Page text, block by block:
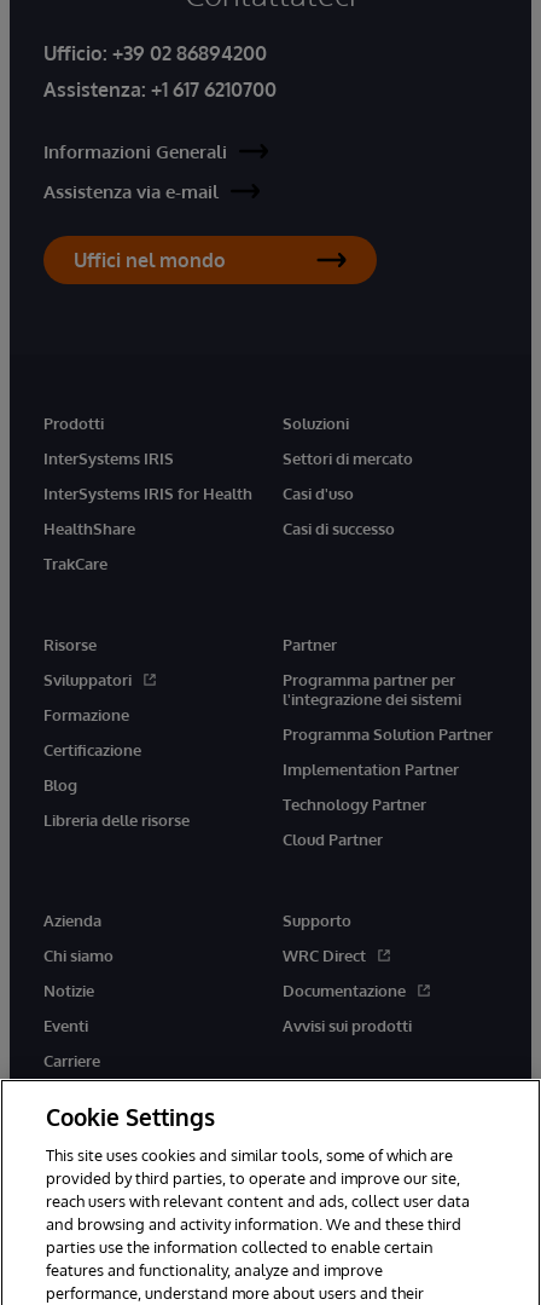
Ufficio: +39 02 86894200
Assistenza: +1 617 6210700
Informazioni Generali
Assistenza via e-mail
Uffici nel mondo
Prodotti
InterSystems IRIS
InterSystems IRIS for Health
HealthShare
TrakCare
Soluzioni
Settori di mercato
Casi d'uso
Casi di successo
Risorse
Sviluppatori
Formazione
Certificazione
Blog
Libreria delle risorse
Partner
Programma partner per
l'integrazione dei sistemi
Programma Solution Partner
Implementation Partner
Technology Partner
Cloud Partner
Azienda
Chi siamo
Notizie
Eventi
Carriere
Supporto
WRC Direct
Documentazione
Avvisi sui prodotti
twitter youtubefacebooklinkedin
© 1996-2026 InterSystems Corporation, Boston, MA. Tutti i diritti
Cookie Settings
This site uses cookies and similar tools, some of which are
provided by third parties, to operate and improve our site,
reach users with relevant content and ads, collect user data
and browsing and activity information. We and these third
parties use the information collected to enable certain
features and functionality, analyze and improve
performance, understand more about users and their